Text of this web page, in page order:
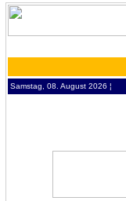
Samstag, 08. August 2026 ¦